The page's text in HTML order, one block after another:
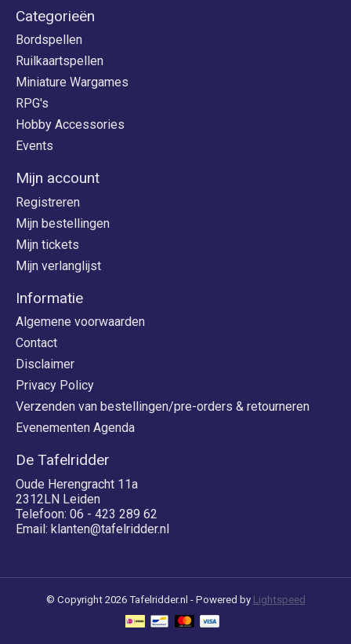
Categorieën
Bordspellen
Ruilkaartspellen
Miniature Wargames
RPG's
Hobby Accessories
Events
Mijn account
Registreren
Mijn bestellingen
Mijn tickets
Mijn verlanglijst
Informatie
Algemene voorwaarden
Contact
Disclaimer
Privacy Policy
Verzenden van bestellingen/pre-orders & retourneren
Evenementen Agenda
De Tafelridder
Oude Herengracht 11a
2312LN Leiden
Telefoon: 06 - 423 289 62
Email: klanten@tafelridder.nl
© Copyright 2026 Tafelridder.nl - Powered by Lightspeed